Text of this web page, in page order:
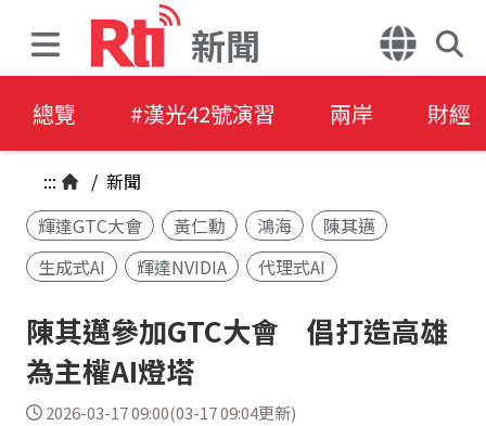
新聞
總覽 #漢光42號演習 兩岸 財經
::: / 新聞
輝達GTC大會
黃仁勳 鴻海
陳其邁
生成式AI
輝達NVIDIA 代理式AI
陳其邁參加GTC大會 倡打造高雄
為主權AI燈塔
2026-03-17 09:00(03-17 09:04更新)